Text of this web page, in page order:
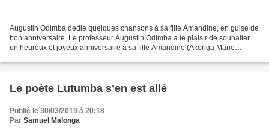
Augustin Odimba dédie quelques chansons à sa fille Amandine, en guise de
bon anniversaire. Le professeur Augustin Odimba a le plaisir de souhaiter
un heureux et joyeux anniversaire à sa fille Amandine (Akonga Marie
Le poète Lutumba s’en est allé
Publié le 30/03/2019 à 20:18
Par Samuel Malonga